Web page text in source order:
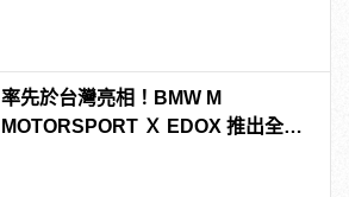
率先於台灣亮相！BMW M
MOTORSPORT Ｘ EDOX 推出全新